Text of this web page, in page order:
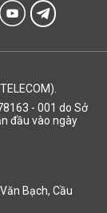
- 001 do Sở
đầu vào ngày
Bạch, Cầu